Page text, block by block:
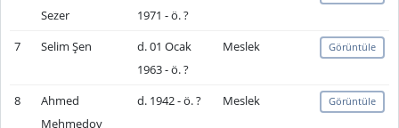
Sezer
1971 - ö. ?
7 Selim Şen
d. 01 Ocak
1963 - ö. ?
Meslek Görüntüle
8
Ahmed
Mehmedov
d. 1942 - ö. ? Meslek Görüntüle